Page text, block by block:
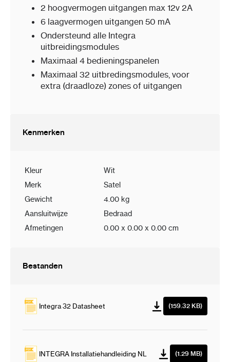
2 hoogvermogen uitgangen max 12v 2A
6 laagvermogen uitgangen 50 mA
Ondersteund alle Integra
uitbreidingsmodules
Maximaal 4 bedieningspanelen
Maximaal 32 uitbredingsmodules, voor
extra (draadloze) zones of uitgangen
Kenmerken
Kleur
Wit
Merk
Satel
Gewicht
4.00 kg
Aansluitwijze
Bedraad
Afmetingen
0.00 x 0.00 x 0.00 cm
Bestanden
Integra 32 Datasheet (159.32 KB)
INTEGRA Installatiehandleiding NL (1.29 MB)